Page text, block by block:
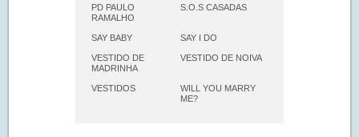
PD PAULO
RAMALHO
S.O.S CASADAS
SAY BABY SAY I DO
VESTIDO DE
MADRINHA
VESTIDO DE NOIVA
VESTIDOS
WILL YOU MARRY
ME?